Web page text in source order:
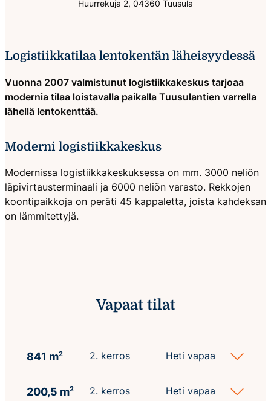
Huurrekuja 2, 04360 Tuusula
Logistiikkatilaa lentokentän läheisyydessä
Vuonna 2007 valmistunut logistiikkakeskus tarjoaa
modernia tilaa loistavalla paikalla Tuusulantien varrella
lähellä lentokenttää.
Moderni logistiikkakeskus
Modernissa logistiikkakeskuksessa on mm. 3000 neliön
läpivirtausterminaali ja 6000 neliön varasto. Rekkojen
koontipaikkoja on peräti 45 kappaletta, joista kahdeksan
on lämmitettyjä.
Vapaat tilat
841 m2 2. kerros Heti vapaa
200,5 m2 2. kerros Heti vapaa